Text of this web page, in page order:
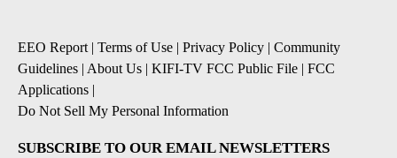
EEO Report| Terms of Use | Privacy Policy | Community
Guidelines | About Us | KIFI-TV FCC Public File | FCC
Applications |
Do Not Sell My Personal Information
SUBSCRIBE TO OUR EMAIL NEWSLETTERS